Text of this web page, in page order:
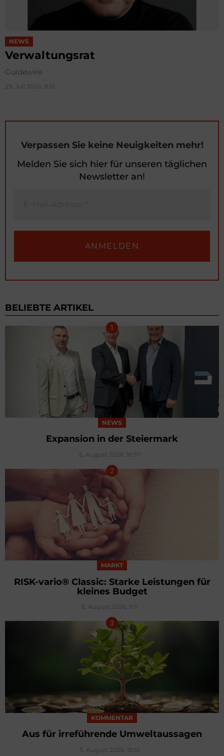
NEWS
Verwaltungsrat
Guidewire
29. Juli 2026, 8:51
Verpassen Sie keine Neuigkeiten mehr!
Melden Sie sich hier für unseren täglichen
Newsletter an!
BELIEBTE ARTIKEL
NEWS
Expansion in der Steiermark
5. August 2026, 16:57
MARKT
RISK-vario® Classic: Starke Leistungen für
kleines Budget
5. August 2026, 9:11
KOMMENTAR
Aus für irreführende Umweltaussagen
5. August 2026, 15:01